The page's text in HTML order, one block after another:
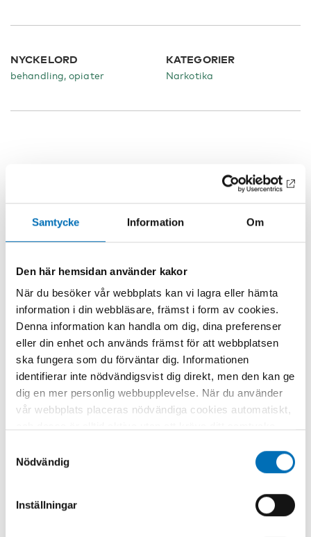
Samtycke Information Om
Den här hemsidan använder kakor
När du besöker vår webbplats kan vi lagra eller hämta
information i din webbläsare, främst i form av cookies.
Denna information kan handla om dig, dina preferenser
eller din enhet och används främst för att webbplatsen
ska fungera som du förväntar dig. Informationen
identifierar inte nödvändigsvist dig direkt, men den kan ge
dig en mer personlig webbupplevelse. När du använder
vår webbplats placeras nödvändiga cookies automatiskt,
använda webbplatsen och dess funktioner. Vi respekterar
din integritet, och du kan välja vilka ytterligare cookies
oklassificerade) du vill acceptera. Klicka på de olika
Nödvändig
Inställningar
NYCKELORD
behandling, opiater
KATEGORIER
Narkotika
Relaterat innehåll
Tramadol – ungas berättelser om att